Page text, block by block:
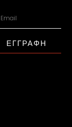
ΕΓΓΡΑΦΗ